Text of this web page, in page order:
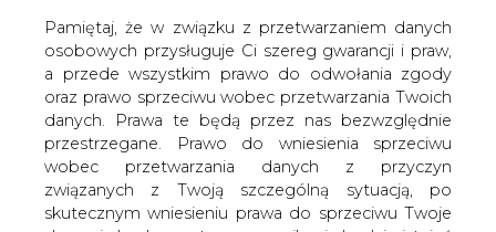
Pamiętaj, że w związku z przetwarzaniem danych
osobowych przysługuje Ci szereg gwarancji i praw,
a przede wszystkim prawo do odwołania zgody
oraz prawo sprzeciwu wobec przetwarzania Twoich
danych. Prawa te będą przez nas bezwzględnie
przestrzegane. Prawo do wniesienia sprzeciwu
wobec przetwarzania danych z przyczyn
związanych z Twoją szczególną sytuacją, po
skutecznym wniesieniu prawa do sprzeciwu Twoje
Jak poinformował BiznesAlert.pl,
egipski prezydent Abdel Fattah Al-Sisi
zwrócił się do spółki Eni o
przyspieszenia eksploracji niedawno